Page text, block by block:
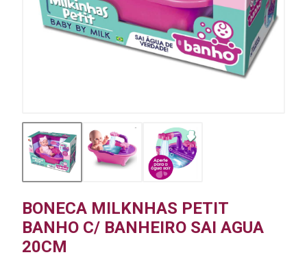
BONECA MILKNHAS PETIT
BANHO C/ BANHEIRO SAI AGUA
20CM